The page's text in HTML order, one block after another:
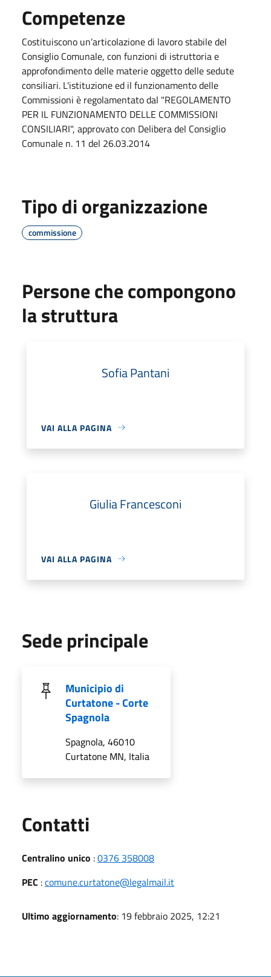
Competenze
Costituiscono un’articolazione di lavoro stabile del
Consiglio Comunale, con funzioni di istruttoria e
approfondimento delle materie oggetto delle sedute
consiliari. L'istituzione ed il funzionamento delle
Commissioni è regolamentato dal "REGOLAMENTO
PER IL FUNZIONAMENTO DELLE COMMISSIONI
CONSILIARI", approvato con Delibera del Consiglio
Comunale n. 11 del 26.03.2014
Tipo di organizzazione
commissione
Persone che compongono
la struttura
Sofia Pantani
VAI ALLA PAGINA
Giulia Francesconi
VAI ALLA PAGINA
Sede principale
Municipio di
Curtatone - Corte
Spagnola
Spagnola, 46010
Curtatone MN, Italia
Contatti
Centralino unico :0376 358008
PEC :comune.curtatone@legalmail.it
Ultimo aggiornamento: 19 febbraio 2025, 12:21